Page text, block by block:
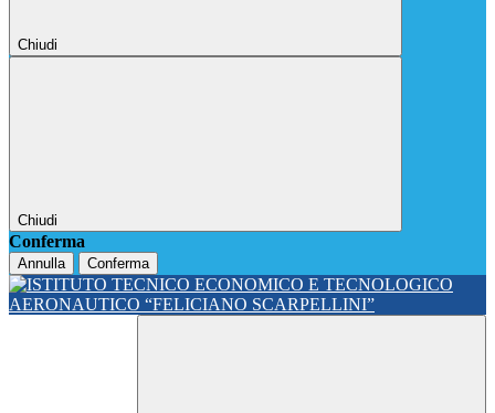
Chiudi
Chiudi
Conferma
Annulla Conferma